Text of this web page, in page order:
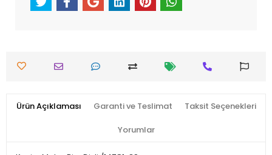
Ürün Açıklaması Garanti ve Teslimat Taksit Seçenekleri
Yorumlar